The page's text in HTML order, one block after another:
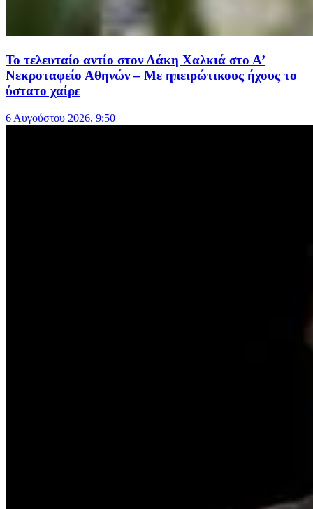
Το τελευταίο αντίο στον Λάκη Χαλκιά στο Α’
Νεκροταφείο Αθηνών – Με ηπειρώτικους ήχους το
ύστατο χαίρε
6 Αυγούστου 2026, 9:50